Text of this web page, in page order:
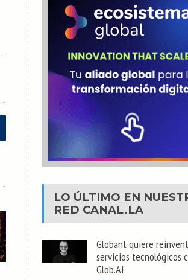
LO ÚLTIMO EN
RED CANAL.LA
Globant quiere
servicios tecnológicos
Glob.AI